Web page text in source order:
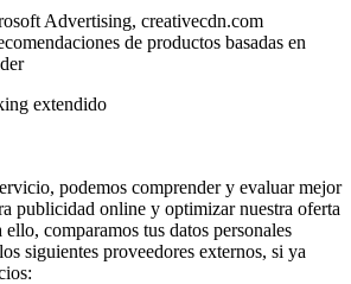
Advertising, creativecdn.com
de productos basadas en
extendido
podemos comprender y evaluar mejor
publicidad online y optimizar nuestra oferta
comparamos tus datos personales
siguientes proveedores externos, si ya